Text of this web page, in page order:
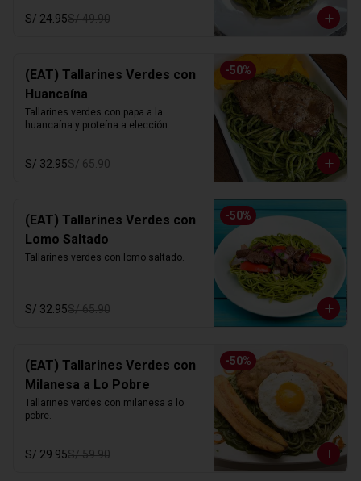
S/ 24.95S/ 49.90
-50%
(EAT) Tallarines Verdes con
Huancaína
Tallarines verdes con papa a la
huancaína y proteína a elección.
S/ 32.95S/ 65.90
-50%
(EAT) Tallarines Verdes con
Lomo Saltado
Tallarines verdes con lomo saltado.
S/ 32.95S/ 65.90
-50%
(EAT) Tallarines Verdes con
Milanesa a Lo Pobre
Tallarines verdes con milanesa a lo
pobre.
S/ 29.95S/ 59.90